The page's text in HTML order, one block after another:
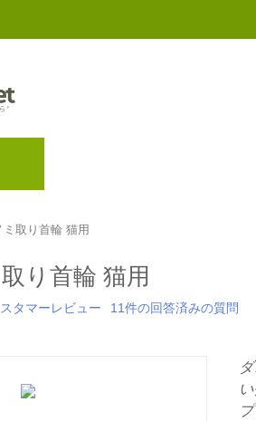
取り首輪 猫用
り首輪 猫用
タマーレビュー 11件の回答済みの質問